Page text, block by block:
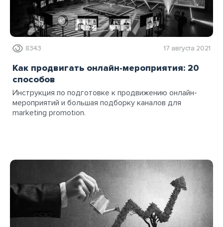
8343 17 августа 2021
Как продвигать онлайн-мероприятия: 20
способов
Инструкция по подготовке к продвижению онлайн-
мероприятий и большая подборку каналов для
marketing promotion.